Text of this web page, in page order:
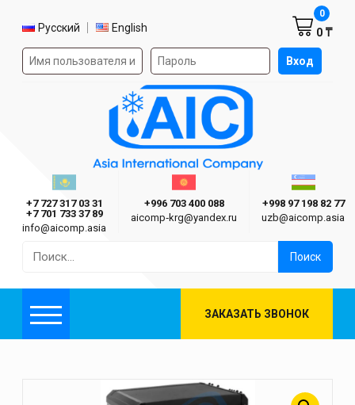
Выбор языка
Русский English
Форма авторизации на сайте Вход
0 ₸
0
Asia International Company
Казахстан г. Алматы
+7 727 317 03 31
+7 701 733 37 89
info@aicomp.asia
Киргизия г. Бишкек
+996 703 400 088
aicomp‑krg@yandex.ru
+998 97 198 82 77
uzb@aicomp.asia
Меню ЗАКАЗАТЬ ЗВОНОК